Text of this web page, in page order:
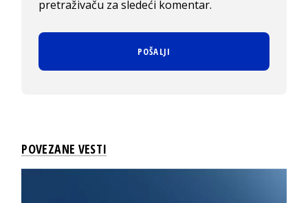
pretraživaču za sledeći komentar.
POVEZANE VESTI